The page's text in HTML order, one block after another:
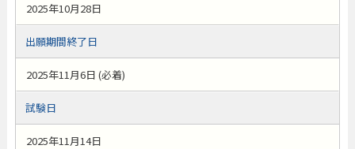
2025年10月28日
出願期間終了日
2025年11月6日 (必着)
試験日
2025年11月14日